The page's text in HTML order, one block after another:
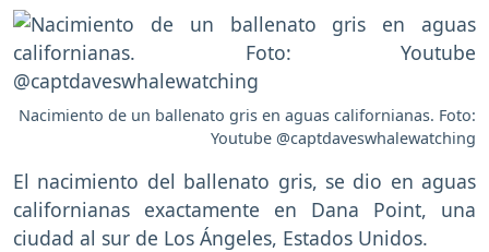
Nacimiento de un ballenato gris en aguas californianas. Foto:
Youtube @captdaveswhalewatching
El nacimiento del ballenato gris, se dio en aguas
californianas exactamente en Dana Point, una
ciudad al sur de Los Ángeles, Estados Unidos.